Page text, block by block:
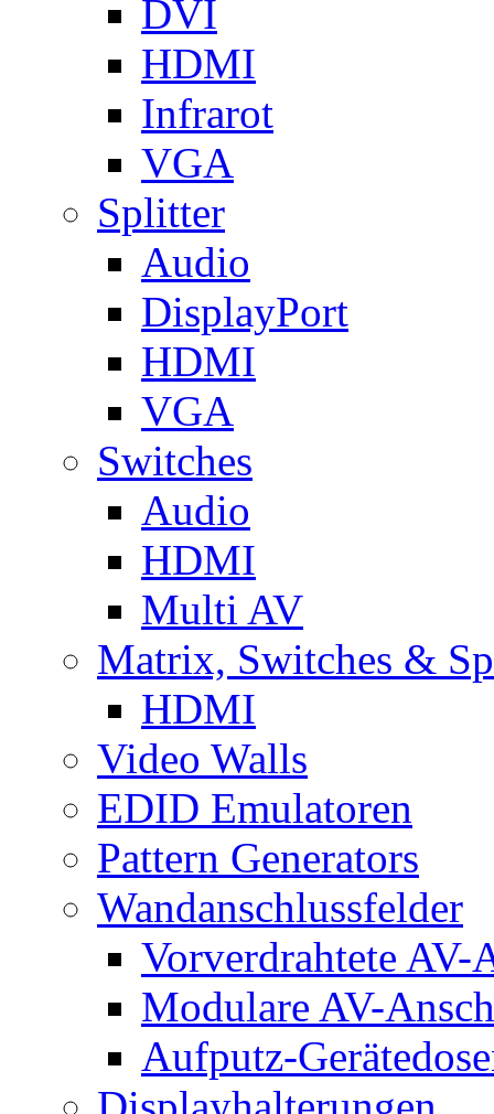
DVI
HDMI
Infrarot
VGA
Splitter
Audio
DisplayPort
HDMI
VGA
Switches
Audio
HDMI
Multi AV
Matrix, Switches &
HDMI
Video Walls
EDID Emulatoren
Pattern Generators
Wandanschlussfelder
Vorverdrahtete AV-
Modulare AV-
Aufputz-